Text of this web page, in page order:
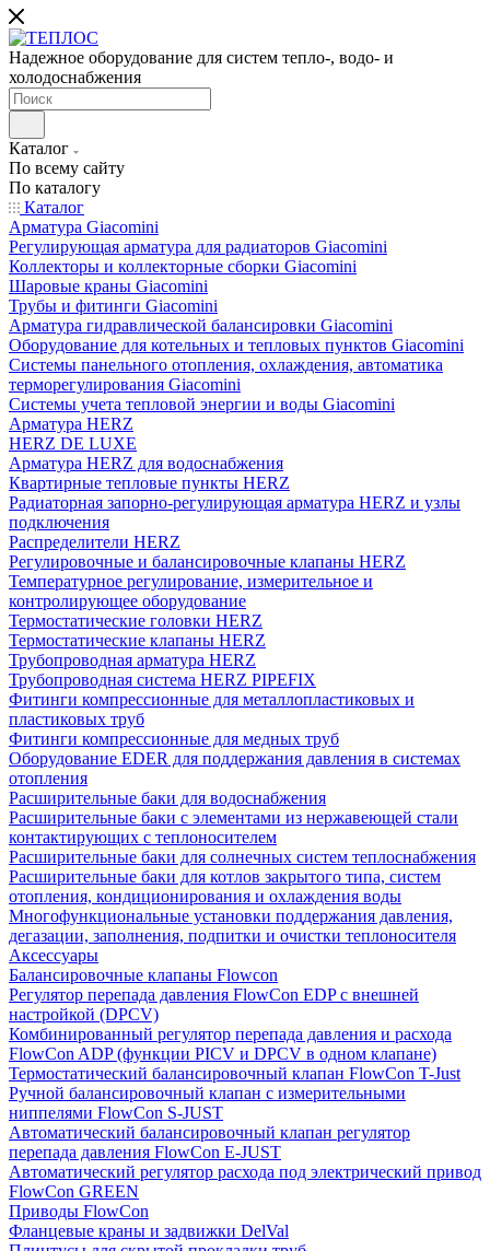
Надежное оборудование для систем тепло-, водо- и
холодоснабжения
Каталог
По всему сайту
По каталогу
Каталог
Арматура Giacomini
Регулирующая арматура для радиаторов Giacomini
Коллекторы и коллекторные сборки Giacomini
Шаровые краны Giacomini
Трубы и фитинги Giacomini
Арматура гидравлической балансировки Giacomini
Оборудование для котельных и тепловых пунктов Giacomini
Системы панельного отопления, охлаждения, автоматика
терморегулирования Giacomini
Системы учета тепловой энергии и воды Giacomini
Арматура HERZ
HERZ DE LUXE
Арматура HERZ для водоснабжения
Квартирные тепловые пункты HERZ
Радиаторная запорно-регулирующая арматура HERZ и узлы
подключения
Распределители HERZ
Регулировочные и балансировочные клапаны HERZ
Температурное регулирование, измерительное и
контролирующее оборудование
Термостатические головки HERZ
Термостатические клапаны HERZ
Трубопроводная арматура HERZ
Трубопроводная система HERZ PIPEFIX
Фитинги компрессионные для металлопластиковых и
пластиковых труб
Фитинги компрессионные для медных труб
Оборудование EDER для поддержания давления в системах
отопления
Расширительные баки для водоснабжения
Расширительные баки с элементами из нержавеющей стали
контактирующих с теплоносителем
Расширительные баки для солнечных систем теплоснабжения
Расширительные баки для котлов закрытого типа, систем
отопления, кондиционирования и охлаждения воды
Многофункциональные установки поддержания давления,
дегазации, заполнения, подпитки и очистки теплоносителя
Аксессуары
Балансировочные клапаны Flowcon
Регулятор перепада давления FlowСon EDP с внешней
настройкой (DPCV)
Комбинированный регулятор перепада давления и расхода
FlowСon ADP (функции PICV и DPCV в одном клапане)
Термостатический балансировочный клапан FlowСon T-Just
Ручной балансировочный клапан с измерительными
ниппелями FlowСon S-JUST
Автоматический балансировочный клапан регулятор
перепада давления FlowСon E-JUST
Автоматический регулятор расхода под электрический привод
FlowСon GREEN
Приводы FlowCon
Фланцевые краны и задвижки DelVal